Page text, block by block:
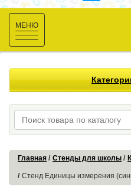
Toggle
navigation
Главная Стенды для школы
Стенд Единицы измерения